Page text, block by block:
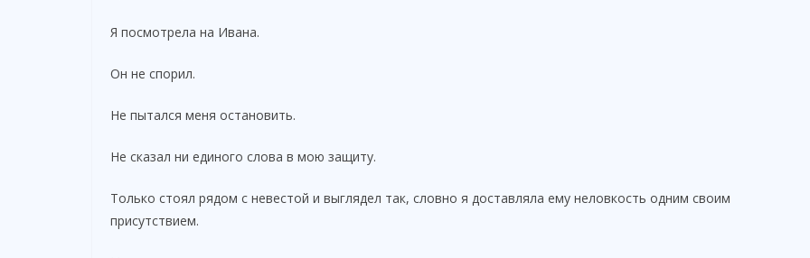
Я посмотрела на Ивана.
Он не спорил.
Не пытался меня остановить.
Не сказал ни единого слова в мою защиту.
Только стоял рядом с невестой и выглядел так, словно я доставляла ему неловкость одним своим
присутствием.